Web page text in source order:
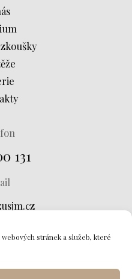
stránek a služeb, které
131